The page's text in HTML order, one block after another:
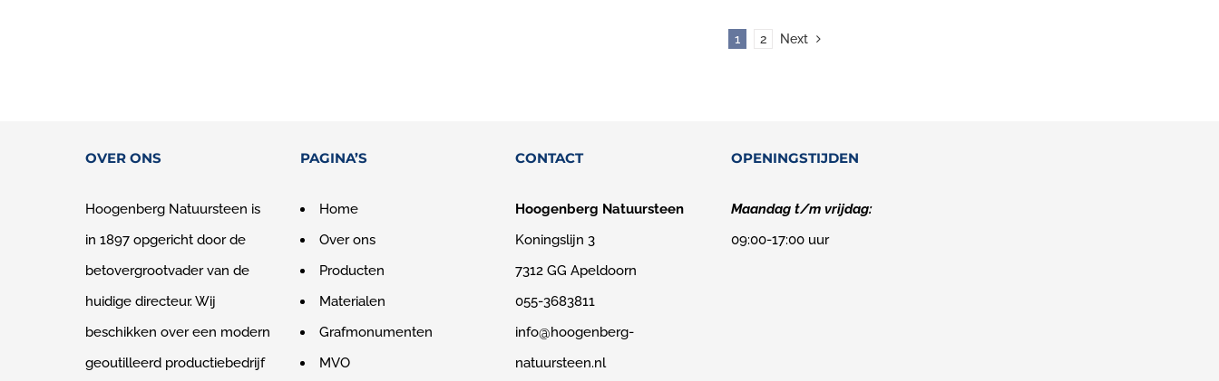
1 2 Next
OVER ONS
Hoogenberg Natuursteen is
in 1897 opgericht door de
betovergrootvader van de
huidige directeur. Wij
beschikken over een modern
geoutilleerd productiebedrijf
PAGINA’S
Home
Over ons
Producten
Materialen
Grafmonumenten
MVO
CONTACT
Hoogenberg Natuursteen
Koningslijn 3
7312 GG Apeldoorn
055-3683811
info@hoogenberg-
natuursteen.nl
OPENINGSTIJDEN
Maandag t/m vrijdag:
09:00-17:00 uur